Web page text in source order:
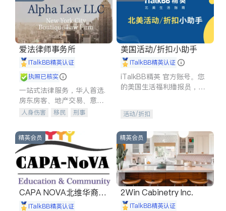
爱法律师事务所
iTalkBB精英认证
执照已核实
一站式法律服务，华人首选.
房东房客、地产交易、意外
伤害、车祸重伤、商业诉
建筑合同、刑事案件全包办
人身伤害 移民
刑事
信托/遗嘱
商业
索赔
律师-其它 保释
美国活动/折扣小助手
iTalkBB精英认证
iTalkBB精英 官方账号。您
的美国生活福利播报员，精
专属福利。
活动/折扣
精英会员
CAPA NOVA北维华裔家
长会iTalkBB精英认证
精英会员
2Win Cabinetry Inc.
iTalkBB精英认证